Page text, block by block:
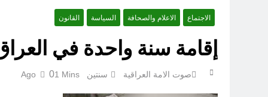
ازمة العلم العراقي.. ليست
الاجتماع الاعلام والصحافة السياسة القانون
إقامة سنة واحدة في
صوت الامة العراقية سنتين Ago 01 Mins